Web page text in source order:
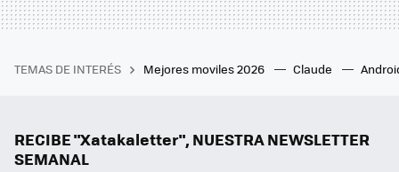
TEMAS DE INTERÉS Mejores moviles 2026 Claude
RECIBE "Xatakaletter", NUESTRA NEWSLETTER
SEMANAL